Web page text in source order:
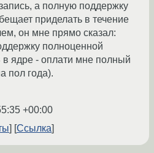
а полную поддержку
приделать в течение
он мне прямо сказал:
полноценной
в ядре - оплати мне полный
пол года).
+00:00
Ссылка